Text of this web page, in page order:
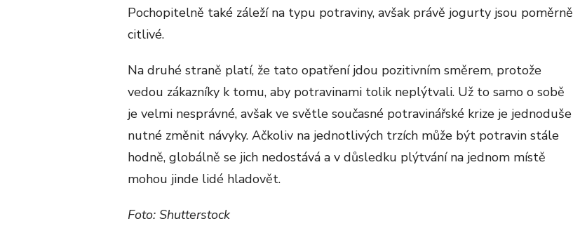
Pochopitelně také záleží na typu potraviny, avšak právě jogurty jsou poměrně
citlivé.
Na druhé straně platí, že tato opatření jdou pozitivním směrem, protože
vedou zákazníky k tomu, aby potravinami tolik neplýtvali. Už to samo o sobě
je velmi nesprávné, avšak ve světle současné potravinářské krize je jednoduše
nutné změnit návyky. Ačkoliv na jednotlivých trzích může být potravin stále
hodně, globálně se jich nedostává a v důsledku plýtvání na jednom místě
mohou jinde lidé hladovět.
Foto: Shutterstock